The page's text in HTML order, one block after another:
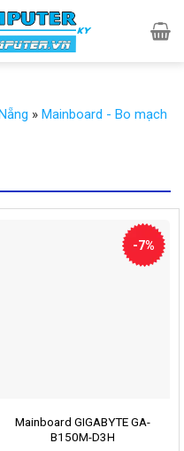
» Mainboard - Bo mạch
-7%
Mainboard GIGABYTE GA-
B150M-D3H